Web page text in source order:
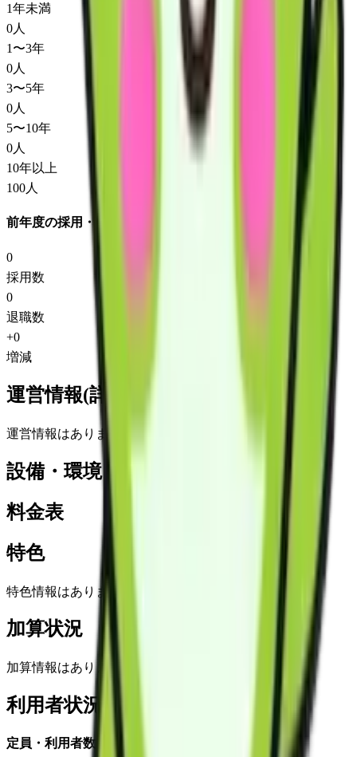
1年未満
0人
1〜3年
0人
3〜5年
0人
5〜10年
0人
10年以上
100人
前年度の採用・退職
0
採用数
0
退職数
+0
増減
運営情報(詳細)
運営情報はありません
設備・環境
料金表
特色
特色情報はありません
加算状況
加算情報はありません
利用者状況
定員・利用者数